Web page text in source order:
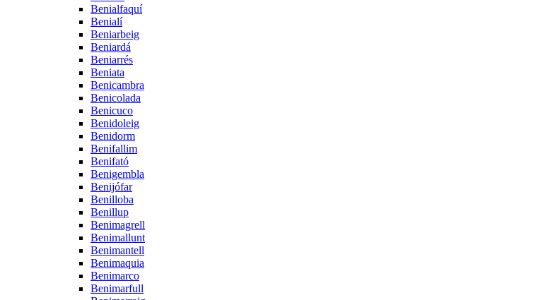
Benialfaquí
Benialí
Beniarbeig
Beniardá
Beniarrés
Beniata
Benicambra
Benicolada
Benicuco
Benidoleig
Benidorm
Benifallim
Benifató
Benigembla
Benijófar
Benilloba
Benillup
Benimagrell
Benimallunt
Benimantell
Benimaquia
Benimarco
Benimarfull